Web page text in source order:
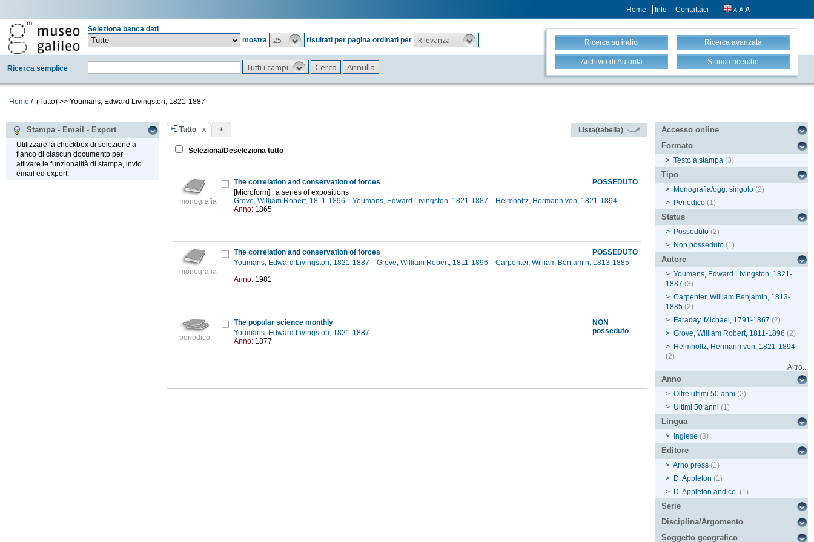
Home Info Contattaci A A A
Seleziona banca dati
mostra
25 risultati per pagina ordinati per Rilevanza
Ricerca semplice Tutti i campi
Ricerca su indici Ricerca avanzata
Archivio di Autorità Storico ricerche
Home / (Tutto) >> Youmans, Edward Livingston, 1821-1887
Stampa - Email - Export
Utilizzare la checkbox di selezione a
fianco di ciascun documento per
attivare le funzionalità di stampa, invio
email ed export.
Tutto + Lista(tabella)
Seleziona/Deseleziona tutto
monografia
POSSEDUTO
The correlation and conservation of forces
[Microform] : a series of expositions
Grove, William Robert, 1811-1896
Youmans, Edward Livingston, 1821-1887 Helmholtz, Hermann von, 1821-1894
...
Anno: 1865
monografia
POSSEDUTO
The correlation and conservation of forces
Youmans, Edward Livingston, 1821-1887
Grove, William Robert, 1811-1896
Carpenter, William Benjamin, 1813-1885
...
Anno: 1981
periodico
NON
posseduto
The popular science monthly
Youmans, Edward Livingston, 1821-1887
Anno: 1877
Accesso online
Formato
> Testo a stampa (3)
Tipo
> Monografia/ogg. singolo (2)
> Periodico (1)
Status
> Posseduto (2)
> Non posseduto (1)
Autore
> Youmans, Edward Livingston, 1821-
1887 (3)
> Carpenter, William Benjamin, 1813-
1885 (2)
> Faraday, Michael, 1791-1867 (2)
> Grove, William Robert, 1811-1896 (2)
> Helmholtz, Hermann von, 1821-1894
(2)
Altro...
Anno
> Oltre ultimi 50 anni (2)
> Ultimi 50 anni (1)
Lingua
> Inglese (3)
Editore
> Arno press (1)
> D. Appleton (1)
> D. Appleton and co. (1)
Serie
Disciplina/Argomento
Soggetto geografico